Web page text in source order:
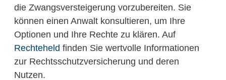
die Zwangsversteigerung vorzubereiten. Sie
können einen Anwalt konsultieren, um Ihre
Optionen und Ihre Rechte zu klären. Auf
Rechteheld finden Sie wertvolle Informationen
zur Rechtsschutzversicherung und deren
Nutzen.